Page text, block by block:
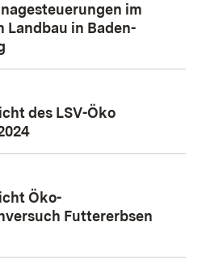
im
Landbau in Baden-
des LSV-Öko
Öko-
Futtererbsen